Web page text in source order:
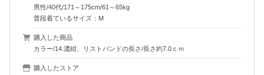
男性/40代/171～175cm/61～65kg
普段着ているサイズ：M
購入した商品
カラー/14.濃紺、リストバンドの長さ/長さ約7.0ｃｍ
購入したストア